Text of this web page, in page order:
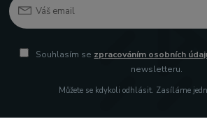
Souhlasím se zpracováním osobních
newsletteru.
Můžete se kdykoli odhlásit. Zasíláme